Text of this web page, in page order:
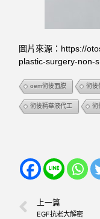
圖片來源：https://
plastic-surgery-non-
oem術後面膜 術後
術後精華液代工 術
上一篇
EGF抗老大解密